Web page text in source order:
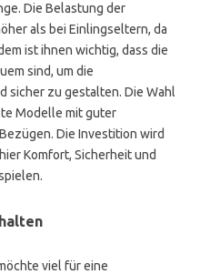
Die Belastung der
als bei Einlingseltern, da
ist ihnen wichtig, dass die
sind, um die
sicher zu gestalten. Die Wahl
Modelle mit guter
Die Investition wird
Komfort, Sicherheit und
viel für eine